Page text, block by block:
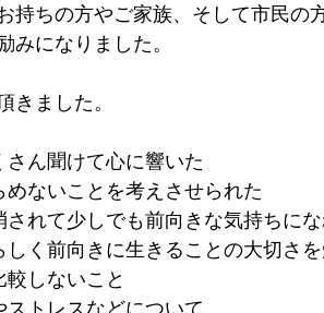
持ちの方やご家族、そして市民の
みになりました。
きました。
ん聞けて心に響いた
ないことを考えさせられた
れて少しでも前向きな気持ちに
く前向きに生きることの大切さ
しないこと